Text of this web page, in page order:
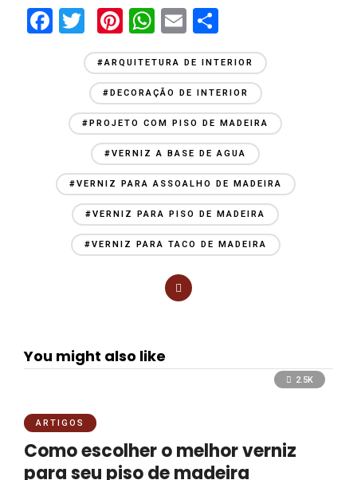
F
k
T
wi
tt
er
Pi
nt
er
es
t
W
h
at
s
A
p
p
E
m
ail
o
m
p
ar
til
h
ar
#ARQUITETURA DE INTERIOR
#DECORAÇÃO DE INTERIOR
#PROJETO COM PISO DE MADEIRA
#VERNIZ A BASE DE AGUA
#VERNIZ PARA ASSOALHO DE MADEIRA
#VERNIZ PARA PISO DE MADEIRA
#VERNIZ PARA TACO DE MADEIRA
You might also like
2.5K
ARTIGOS
Como escolher o melhor verniz
para seu piso de madeira